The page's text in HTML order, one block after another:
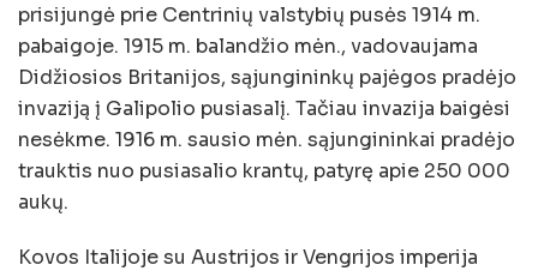
prisijungė prie Centrinių valstybių pusės 1914 m.
pabaigoje. 1915 m. balandžio mėn., vadovaujama
Didžiosios Britanijos, sąjungininkų pajėgos pradėjo
invaziją į Galipolio pusiasalį. Tačiau invazija baigėsi
nesėkme. 1916 m. sausio mėn. sąjungininkai pradėjo
trauktis nuo pusiasalio krantų, patyrę apie 250 000
aukų.
Kovos Italijoje su Austrijos ir Vengrijos imperija